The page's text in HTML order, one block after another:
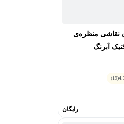
نقاشی منظره‌ی
آبرنگ
(19)
رایگان